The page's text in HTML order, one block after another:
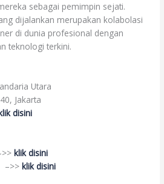
sebagai pemimpin sejati.
dijalankan merupakan kolabolasi
di dunia profesional dengan
teknologi terkini.
Utara
Jakarta
disini
klik disini
–>>klik disini